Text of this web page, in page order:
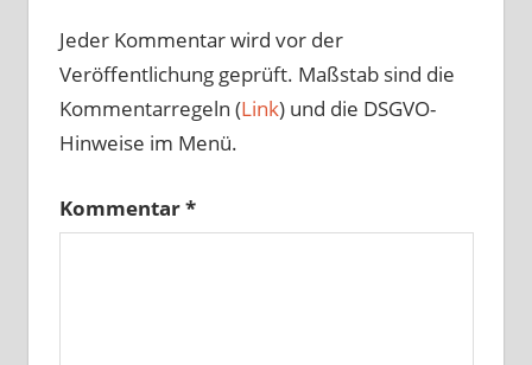
Jeder Kommentar wird vor der
Veröffentlichung geprüft. Maßstab sind die
Kommentarregeln (Link) und die DSGVO-
Hinweise im Menü.
Kommentar*